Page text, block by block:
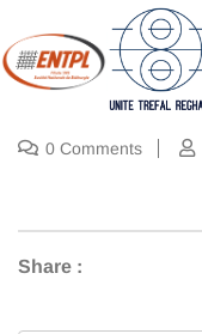
0 Comments
Share :